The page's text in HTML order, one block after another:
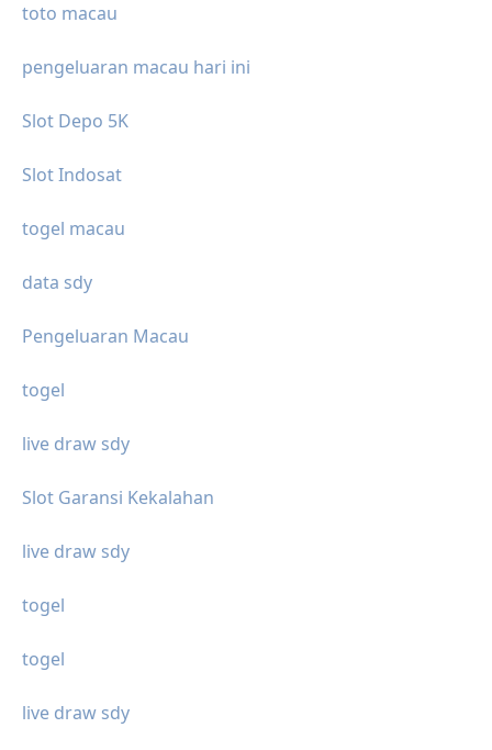
toto macau
pengeluaran macau hari ini
Slot Depo 5K
Slot Indosat
togel macau
data sdy
Pengeluaran Macau
togel
live draw sdy
Slot Garansi Kekalahan
live draw sdy
togel
togel
live draw sdy